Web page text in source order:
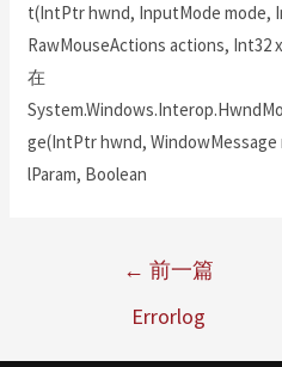
t(IntPtr hwnd, InputMode mode,
RawMouseActions actions, Int32
在
ge(IntPtr hwnd,
lParam, Boolean
← 前一篇
Errorlog